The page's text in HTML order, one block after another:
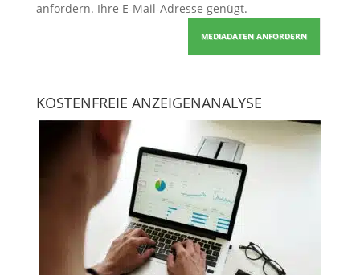
anfordern. Ihre E-Mail-Adresse genügt.
MEDIADATEN ANFORDERN
KOSTENFREIE ANZEIGENANALYSE